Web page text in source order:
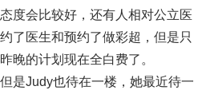
度会比较好，还有人相对公立医
了医生和预约了做彩超，但是只
晚的计划现在全白费了。
是Judy也待在一楼，她最近待一